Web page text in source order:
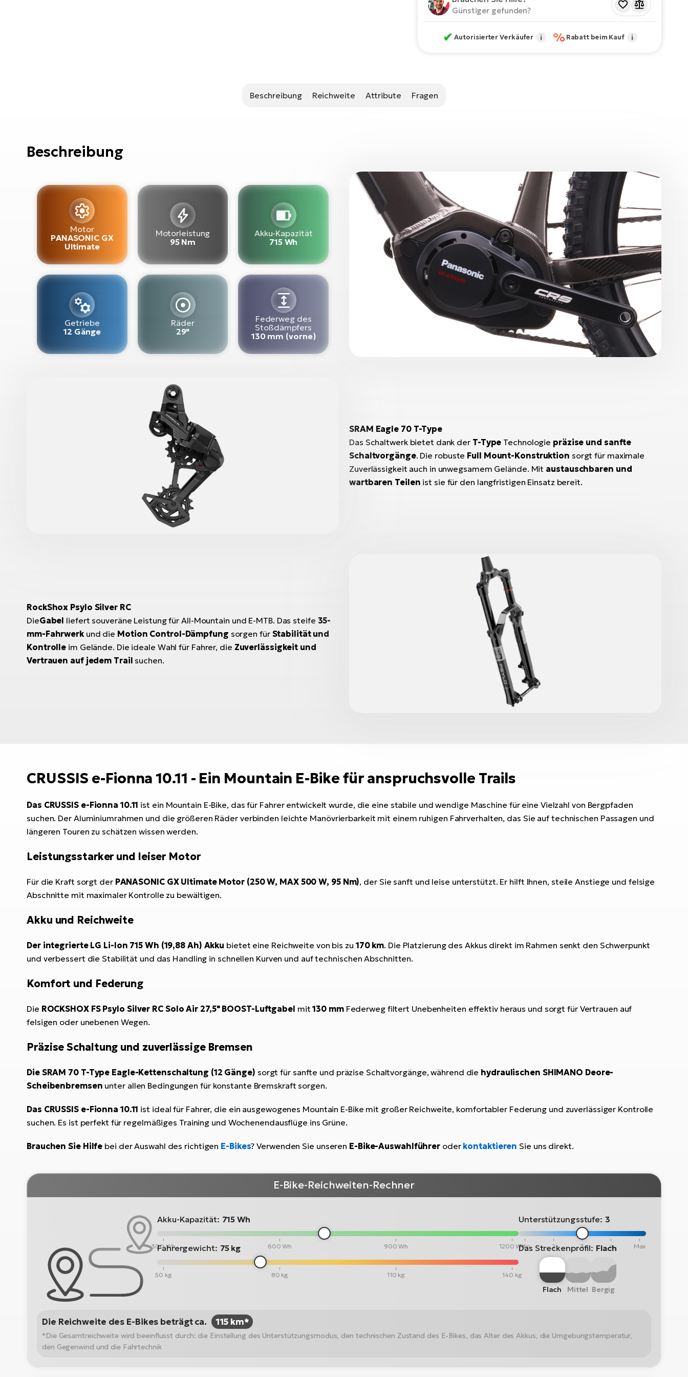
Günstiger gefunden?
✔ Autorisierter Verkäufer i %Rabatt beim Kauf i
Beschreibung Reichweite Attribute Fragen
Beschreibung
Motor
PANASONIC GX
Ultimate
Motorleistung
95 Nm
Akku-Kapazität
715 Wh
Getriebe
12 Gänge
Räder
29"
Federweg des
Stoßdämpfers
130 mm (vorne)
SRAM Eagle 70 T-Type
Das Schaltwerk bietet dank der T-Type Technologie präzise und sanfte
Schaltvorgänge. Die robuste Full Mount-Konstruktion sorgt für maximale
Zuverlässigkeit auch in unwegsamem Gelände. Mit austauschbaren und
wartbaren Teilen ist sie für den langfristigen Einsatz bereit.
RockShox Psylo Silver RC
DieGabel liefert souveräne Leistung für All-Mountain und E-MTB. Das steife 35-
mm-Fahrwerkund die Motion Control-Dämpfung sorgen für Stabilität und
Kontrolle im Gelände. Die ideale Wahl für Fahrer, die Zuverlässigkeit und
Vertrauen auf jedem Trail suchen.
CRUSSIS e-Fionna 10.11 - Ein Mountain E-Bike für anspruchsvolle Trails
Das CRUSSIS e-Fionna 10.11 ist ein Mountain E-Bike, das für Fahrer entwickelt wurde, die eine stabile und wendige Maschine für eine Vielzahl von Bergpfaden
suchen. Der Aluminiumrahmen und die größeren Räder verbinden leichte Manövrierbarkeit mit einem ruhigen Fahrverhalten, das Sie auf technischen Passagen und
längeren Touren zu schätzen wissen werden.
Leistungsstarker und leiser Motor
Für die Kraft sorgt der PANASONIC GX Ultimate Motor (250 W, MAX 500 W, 95 Nm), der Sie sanft und leise unterstützt. Er hilft Ihnen, steile Anstiege und felsige
Abschnitte mit maximaler Kontrolle zu bewältigen.
Akku und Reichweite
Der integrierte LG Li-Ion 715 Wh (19,88 Ah) Akku bietet eine Reichweite von bis zu 170 km. Die Platzierung des Akkus direkt im Rahmen senkt den Schwerpunkt
und verbessert die Stabilität und das Handling in schnellen Kurven und auf technischen Abschnitten.
Komfort und Federung
Die ROCKSHOX FS Psylo Silver RC Solo Air 27,5" BOOST-Luftgabel mit130 mmFederweg filtert Unebenheiten effektiv heraus und sorgt für Vertrauen auf
felsigen oder unebenen Wegen.
Präzise Schaltung und zuverlässige Bremsen
Die SRAM 70 T-Type Eagle-Kettenschaltung (12 Gänge) sorgt für sanfte und präzise Schaltvorgänge, während die hydraulischen SHIMANO Deore-
Scheibenbremsen unter allen Bedingungen für konstante Bremskraft sorgen.
Das CRUSSIS e-Fionna 10.11 ist ideal für Fahrer, die ein ausgewogenes Mountain E-Bike mit großer Reichweite, komfortabler Federung und zuverlässiger Kontrolle
suchen. Es ist perfekt für regelmäßiges Training und Wochenendausflüge ins Grüne.
Brauchen Sie Hilfe bei der Auswahl des richtigen E-Bikes? Verwenden Sie unseren E-Bike-Auswahlführer oder kontaktieren Sie uns direkt.
E-Bike-Reichweiten-Rechner
Akku-Kapazität: 715 Wh
300 Wh 600 Wh 900 Wh 1200 Wh
Fahrergewicht: 75 kg
50 kg 80 kg 110 kg 140 kg
Unterstützungsstufe: 3
Min 2 3 4 Max
Das Streckenprofil: Flach
Flach Mittel Bergig
Die Reichweite des E-Bikes beträgt ca. 115 km*
*Die Gesamtreichweite wird beeinflusst durch: die Einstellung des Unterstützungsmodus, den technischen Zustand des E-Bikes, das Alter des Akkus, die Umgebungstemperatur,
den Gegenwind und die Fahrtechnik